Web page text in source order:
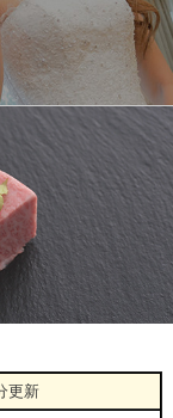
更新
食べ比べお重 二
目録 選べるセッ
万円 2個セット
][家庭用] A5等級
サーロインステー
カタログギフト
「彩」◆焼肉